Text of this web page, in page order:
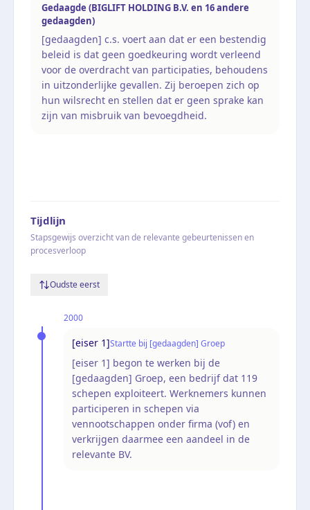
Gedaagde (BIGLIFT HOLDING B.V. en 16 andere
gedaagden)
[gedaagden] c.s. voert aan dat er een bestendig
beleid is dat geen goedkeuring wordt verleend
voor de overdracht van participaties, behoudens
in uitzonderlijke gevallen. Zij beroepen zich op
hun wilsrecht en stellen dat er geen sprake kan
zijn van misbruik van bevoegdheid.
Tijdlijn
Stapsgewijs overzicht van de relevante gebeurtenissen en
procesverloop
Oudste eerst
2000
[eiser 1]Startte bij [gedaagden] Groep
[eiser 1] begon te werken bij de
[gedaagden] Groep, een bedrijf dat 119
schepen exploiteert. Werknemers kunnen
participeren in schepen via
vennootschappen onder firma (vof) en
verkrijgen daarmee een aandeel in de
relevante BV.